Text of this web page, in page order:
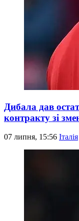
Дибала дав
контракту зі
07 липня, 15:56 Італія